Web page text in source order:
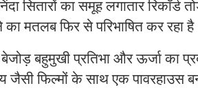
सितारों का समूह लगातार रिकॉर्ड
का मतलब फिर से परिभाषित कर रहा
बहुमुखी प्रतिभा और ऊर्जा का
जैसी फिल्मों के साथ एक पावरहाउस